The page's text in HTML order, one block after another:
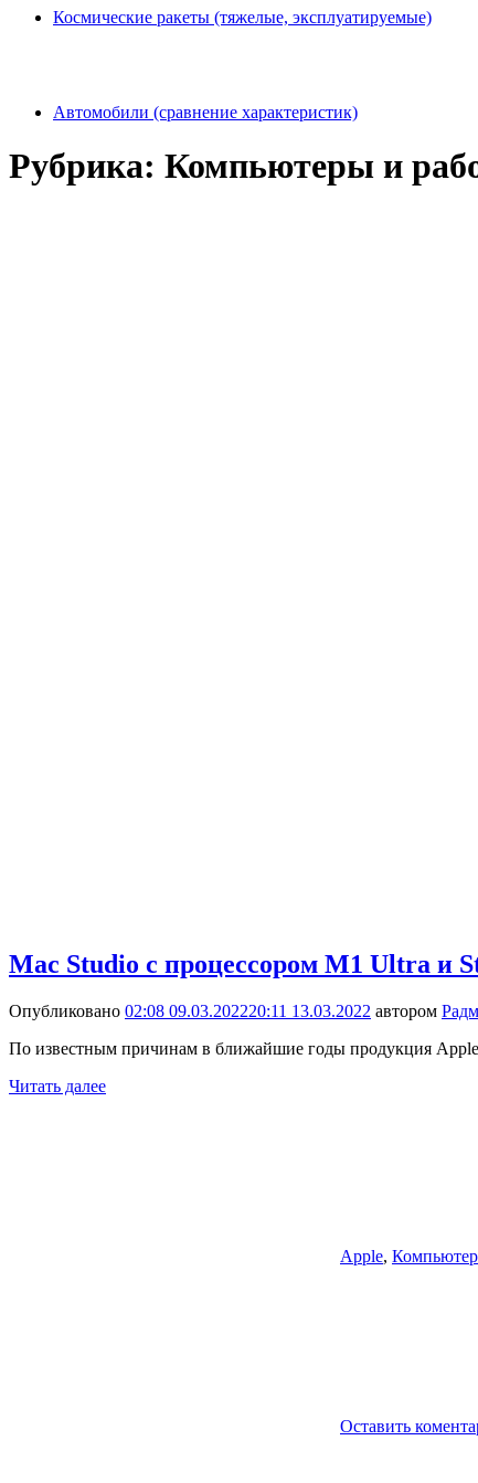
Космические ракеты (тяжелые, эксплуатируемые)
Автомобили (сравнение характеристик)
Рубрика: Компьютеры и
Mac Studio с процессором M1 Ultra и
Опубликовано 02:08 09.03.202220:11 13.03.2022 автором
По известным причинам в ближайшие годы продукция
Читать далее
Apple,
Оставить